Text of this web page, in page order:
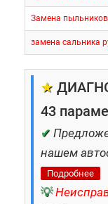
Замена
замена сальника
★
43
✔
нашем
Подробнее
💡